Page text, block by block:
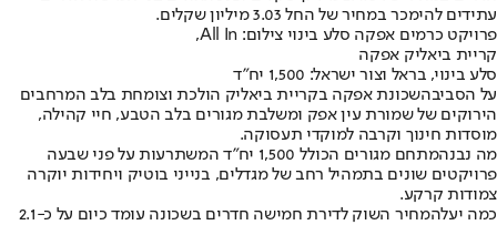
עתידים להימכר במחיר של החל 3.03 מיליון שקלים.
פרויקט כרמים אפקה סלע בינוי צילום: All In,
קריית ביאליק אפקה
סלע בינוי, בראל וצור ישראל: 1,500 יח"ד
על הסביבהשכונת אפקה בקריית ביאליק הולכת וצומחת בלב המרחבים
הירוקים של שמורת עין אפק ומשלבת מגורים בלב הטבע, חיי קהילה,
מוסדות חינוך וקרבה למוקדי תעסוקה.
מה נבנה
מתחם מגורים הכולל 1,500 יח"ד המשתרעות על פני שבעה
פרויקטים שונים בתמהיל רחב של מגדלים, בנייני בוטיק ויחידות יוקרה
צמודות קרקע.
כמה יעלה
מחיר השוק לדירת חמישה חדרים בשכונה עומד כיום על כ-2.1